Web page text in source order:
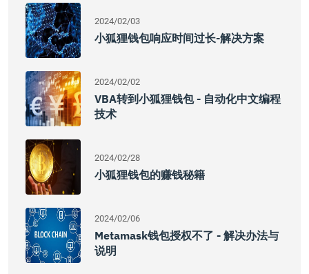
2024/02/03
小狐狸钱包响应时间过长-解决方案
2024/02/02
VBA转到小狐狸钱包 - 自动化中文编程
技术
2024/02/28
小狐狸钱包的赚钱秘籍
2024/02/06
Metamask钱包授权不了 - 解决办法与
说明